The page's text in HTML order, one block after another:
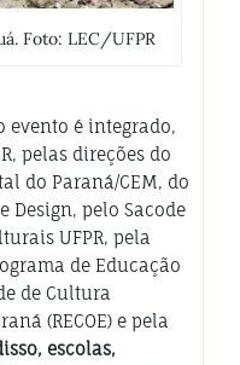
Foto: LEC/UFPR
evento é integrado,
pelas direções do
do Paraná/CEM, do
Design, pelo Sacode
UFPR, pela
de Educação
de Cultura
(RECOE) e pela
escolas,